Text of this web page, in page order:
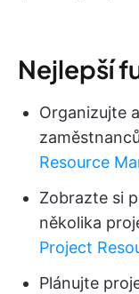
Nejlepší
Organizujte
Resource
Zobrazte si
několika
Project
Plánujte